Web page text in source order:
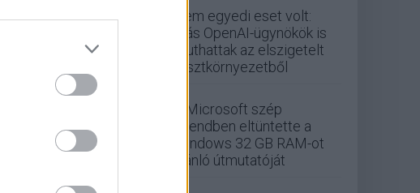
Nem egyedi eset volt:
más OpenAI-ügynökök is
kijuthattak az elszigetelt
tesztkörnyezetből
A Microsoft szép
csendben eltüntette a
Windows 32 GB RAM-ot
ajánló útmutatóját